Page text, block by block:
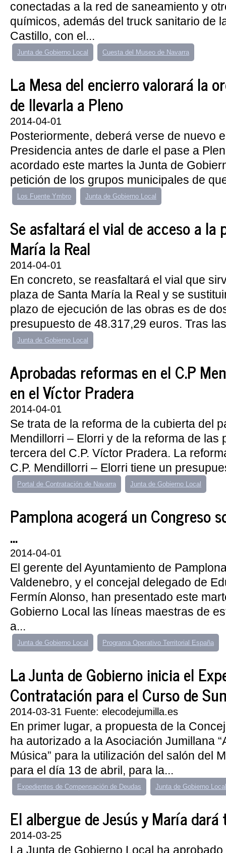
conectadas a la red de saneamiento y
químicos, además del truck sanitario de
Castillo, con el...
Junta de Gobierno Local Cuesta del Museo de Navarra
La Mesa del encierro valorará la
de llevarla a Pleno
2014-04-01
Posteriormente, deberá verse de nuevo
Presidencia antes de darle el pase a
acordado este martes la Junta de
petición de los grupos municipales de
Los Fuente Ymbro Junta de Gobierno Local
Se asfaltará el vial de acceso a la
María la Real
2014-04-01
En concreto, se reasfaltará el vial que
plaza de Santa María la Real y se
plazo de ejecución de las obras es de
presupuesto de 48.317,29 euros. Tras
Junta de Gobierno Local
Aprobadas reformas en el C.P
en el Víctor Pradera
2014-04-01
Se trata de la reforma de la cubierta del
Mendillorri – Elorri y de la reforma de las
tercera del C.P. Víctor Pradera. La
C.P. Mendillorri – Elorri tiene un
Portal de Contratación de Navarra Junta de Gobierno Local
Pamplona acogerá un Congreso
...
2014-04-01
El gerente del Ayuntamiento de
Valdenebro, y el concejal delegado de
Fermín Alonso, han presentado este
Gobierno Local las líneas maestras de
a...
Junta de Gobierno Local Programa Operativo Territorial España
La Junta de Gobierno inicia el
Contratación para el Curso de
2014-03-31 Fuente: elecodejumilla.es
En primer lugar, a propuesta de la
ha autorizado a la Asociación Jumillana
Música” para la utilización del salón del
para el día 13 de abril, para la...
Expedientes de Compensación de Deudas Junta de Gobierno Local
El albergue de Jesús y María dará
2014-03-25
La Junta de Gobierno Local ha